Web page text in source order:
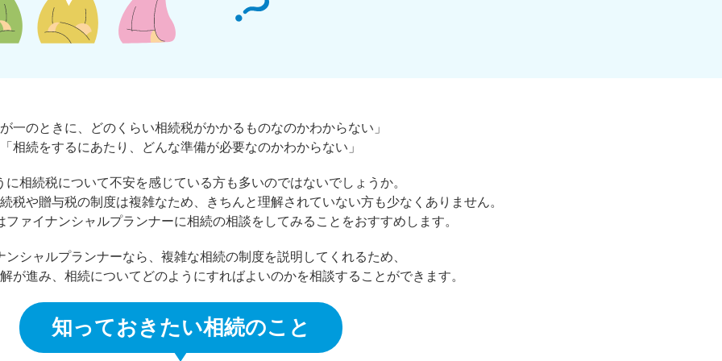
一のときに、どのくらい相続税がかかるものなのかわからない」
「相続をするにあたり、どんな準備が必要なのかわからない」
に相続税について不安を感じている方も多いのではないでしょうか。
税や贈与税の制度は複雑なため、きちんと理解されていない方も少なくありません。
ファイナンシャルプランナーに相続の相談をしてみることをおすすめします。
ンシャルプランナーなら、複雑な相続の制度を説明してくれるため、
が進み、相続についてどのようにすればよいのかを相談することができます。
知っておきたい相続のこと